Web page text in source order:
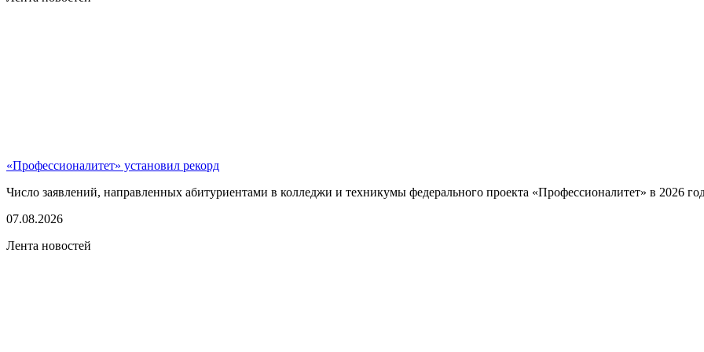
«Профессионалитет» установил рекорд
Число заявлений, направленных абитуриентами в колледжи и техникумы федерального проекта «Профессионалитет» в 2026
07.08.2026
Лента новостей